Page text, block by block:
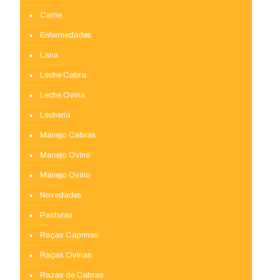
Carne
Enfermedades
Lana
Leche Cabra
Leche Ovina
Lechería
Manejo Cabras
Manejo Ovino
Manejo Ovino
Novedades
Pasturas
Raças Caprinas
Raças Ovinas
Razas de Cabras